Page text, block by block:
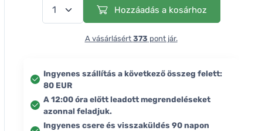
Hozzáadás a kosárhoz
A vásárlásért 373 pont jár.
Ingyenes szállítás a következő összeg felett:
80 EUR
A 12:00 óra előtt leadott megrendeléseket
azonnal feladjuk.
Ingyenes csere és visszaküldés 90 napon